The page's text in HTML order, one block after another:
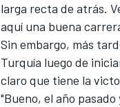
larga recta de atrás.
aquí una buena
Sin embargo, más
Turquía luego de
claro que tiene la
"Bueno, el año